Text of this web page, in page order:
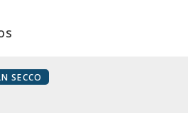
SECCO